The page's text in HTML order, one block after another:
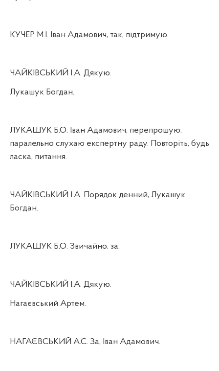
КУЧЕР М.І. Іван Адамович, так, підтримую.
ЧАЙКІВСЬКИЙ І.А. Дякую.
Лукашук Богдан.
ЛУКАШУК Б.О. Іван Адамович, перепрошую,
паралельно слухаю експертну раду. Повторіть, будь
ласка, питання.
ЧАЙКІВСЬКИЙ І.А. Порядок денний, Лукашук
Богдан.
ЛУКАШУК Б.О. Звичайно, за.
ЧАЙКІВСЬКИЙ І.А. Дякую.
Нагаєвський Артем.
НАГАЄВСЬКИЙ А.С. За, Іван Адамович.